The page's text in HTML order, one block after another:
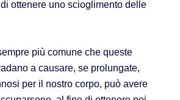
ottenere uno scioglimento delle
più comune che queste
a causare, se prolungate,
per il nostro corpo, può avere